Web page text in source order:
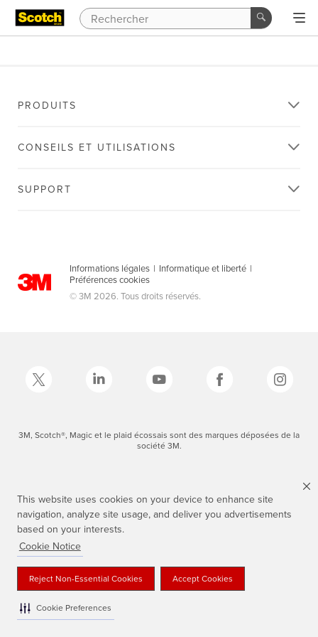
This website uses cookies on your device to enhance site
navigation, analyze site usage, and deliver you advertisements
based on your interests.
Cookie Notice
Reject Non-Essential Cookies Accept Cookies
Cookie Preferences
PRODUITS
CONSEILS ET UTILISATIONS
SUPPORT
Informations légales | Informatique et liberté |
Préférences cookies
© 3M 2026. Tous droits réservés.
3M, Scotch®, Magic et le plaid écossais sont des marques déposées de la
société 3M.